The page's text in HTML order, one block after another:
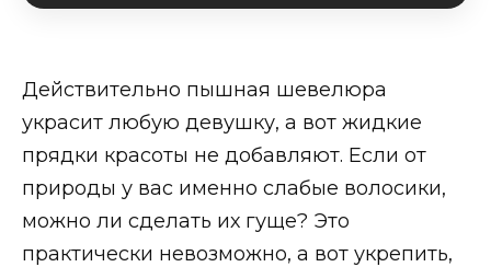
Действительно пышная шевелюра
украсит любую девушку, а вот жидкие
прядки красоты не добавляют. Если от
природы у вас именно слабые волосики,
можно ли сделать их гуще? Это
практически невозможно, а вот укрепить,